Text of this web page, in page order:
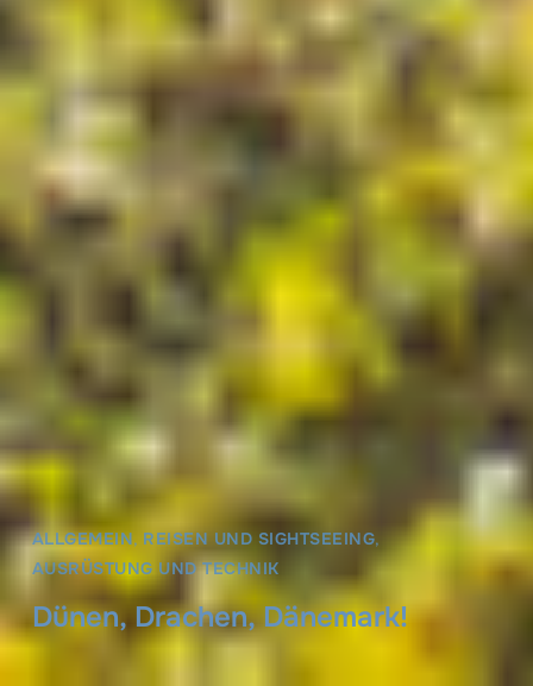
ALLGEMEIN, REISEN UND SIGHTSEEING,
AUSRÜSTUNG UND TECHNIK
Dünen, Drachen, Dänemark!